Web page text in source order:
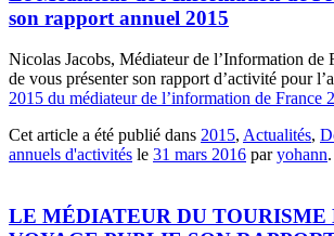
son rapport annuel 2015
Nicolas Jacobs, Médiateur de l’Information de
de vous présenter son rapport d’activité pour
2015 du médiateur de l’information de France 2
Cet article a été publié dans 2015, Actualités,
annuels d'activités le 31 mars 2016 paryohann.
LE MÉDIATEUR DU TOURISME